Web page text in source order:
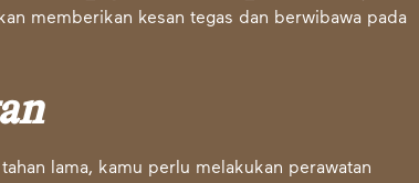
memberikan kesan tegas dan berwibawa pada
lama, kamu perlu melakukan perawatan